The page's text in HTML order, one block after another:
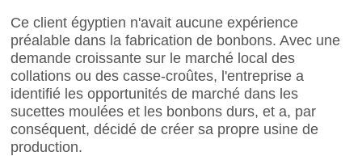
Ce client égyptien n'avait aucune expérience
préalable dans la fabrication de bonbons. Avec une
demande croissante sur le marché local des
collations ou des casse-croûtes, l'entreprise a
identifié les opportunités de marché dans les
sucettes moulées et les bonbons durs, et a, par
conséquent, décidé de créer sa propre usine de
production.